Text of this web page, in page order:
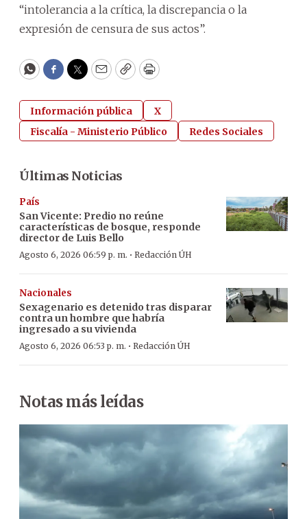
“intolerancia a la crítica, la discrepancia o la
expresión de censura de sus actos”.
WhatsApp
Facebook
Twitter
EmailCopyPrint
Información pública
X
Fiscalía - Ministerio Público
Redes Sociales
Últimas Noticias
País
San Vicente: Predio no reúne
características de bosque, responde
director de Luis Bello
Agosto 6, 2026 06:59 p. m. · Redacción ÚH
Nacionales
Sexagenario es detenido tras disparar
contra un hombre que habría
ingresado a su vivienda
Agosto 6, 2026 06:53 p. m. · Redacción ÚH
Notas más leídas